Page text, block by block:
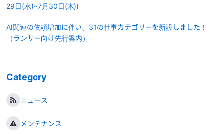
29日(水)~7月30日(木))
AI関連の依頼増加に伴い、31の仕事カテゴリーを新設しました！
（ランサー向け先行案内）
Category
ニュース
メンテナンス